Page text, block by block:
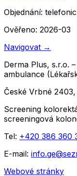
Objednání:
Ověřeno: 2026-03
Navigovat →
Derma Plus, s.r.o.
ambulance
České Vrbné
Screening
screeningová
Tel: +420 386 360
E-mail:
Webové stránky